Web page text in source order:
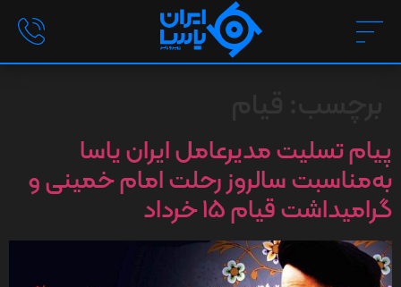
پیام تسلیت مدیرعامل ایران یاسا
به‌مناسبت سالروز رحلت امام خمینی و
گرامیداشت قیام ۱۵ خرداد